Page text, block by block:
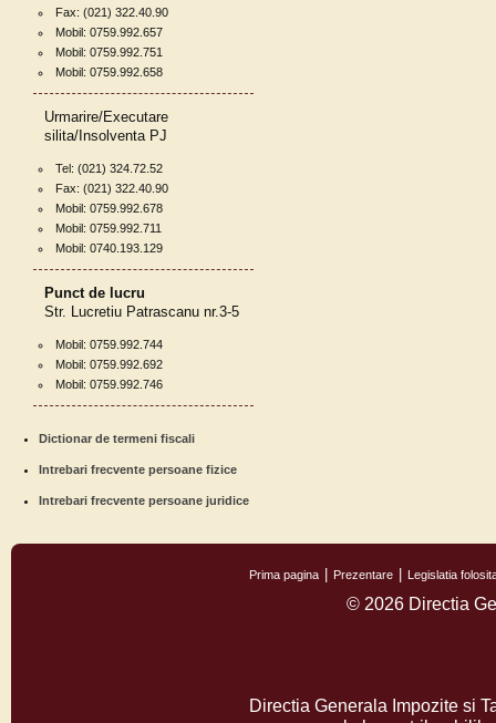
Fax: (021) 322.40.90
Mobil: 0759.992.657
Mobil: 0759.992.751
Mobil: 0759.992.658
Urmarire/Executare
silita/Insolventa PJ
Tel: (021) 324.72.52
Fax: (021) 322.40.90
Mobil: 0759.992.678
Mobil: 0759.992.711
Mobil: 0740.193.129
Punct de lucru
Str. Lucretiu Patrascanu nr.3-5
Mobil: 0759.992.744
Mobil: 0759.992.692
Mobil: 0759.992.746
Dictionar de termeni fiscali
Intrebari frecvente persoane fizice
Intrebari frecvente persoane juridice
Prima pagina Prezentare Legislatia
© 2026 Directia
Directia Generala Impozite si